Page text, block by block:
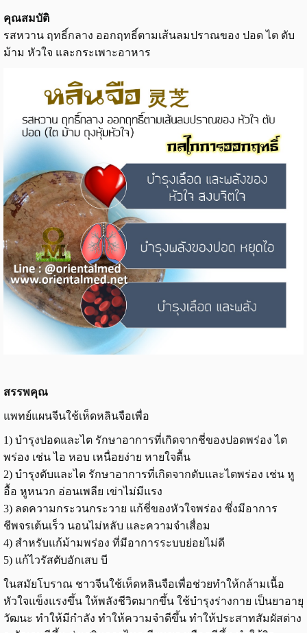
คุณสมบัติ
รสหวาน ฤทธิ์กลาง ออกฤทธิ์ตามเส้นลมปราณของ ปอด ไต ตับ
ม้าม หัวใจ และกระเพาะอาหาร
สรรพคุณ
แพทย์แผนจีนใช้เห็ดหลินจือเพื่อ
1) บำรุงปอดและไต รักษาอาการที่เกิดจากชี่ของปอดพร่อง ไต
พร่อง เช่น ไอ หอบ เหนื่อยง่าย หายใจตื้น
2) บำรุงตับและไต รักษาอาการที่เกิดจากตับและไตพร่อง เช่น หู
อื้อ หูหนวก อ่อนเพลีย เข่าไม่มีแรง
3) ลดความกระวนกระวาย แก้ชี่ของหัวใจพร่อง ซึ่งมีอาการ
ชีพจรเต้นเร็ว นอนไม่หลับ และความจำเสื่อม
4) สำหรับแก้ม้ามพร่อง ที่มีอาการระบบย่อยไม่ดี
5) แก้ไวรัสตับอักเสบ บี
ในสมัยโบราณ ชาวจีนใช้เห็ดหลินจือเพื่อช่วยทำให้กล้ามเนื้อ
หัวใจแข็งแรงขึ้น ให้พลังชีวิตมากขึ้น ใช้บำรุงร่างกาย เป็นยาอายุ
วัฒนะ ทำให้มีกำลัง ทำให้ความจำดีขึ้น ทำให้ประสาทสัมผัสต่าง